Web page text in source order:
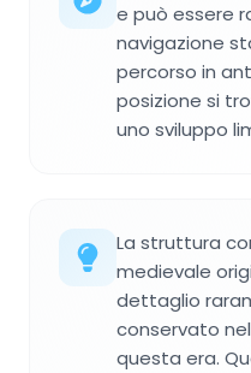
e può essere
navigazione
percorso in
posizione si
uno sviluppo
La struttura
medievale
dettaglio
conservato
questa era.